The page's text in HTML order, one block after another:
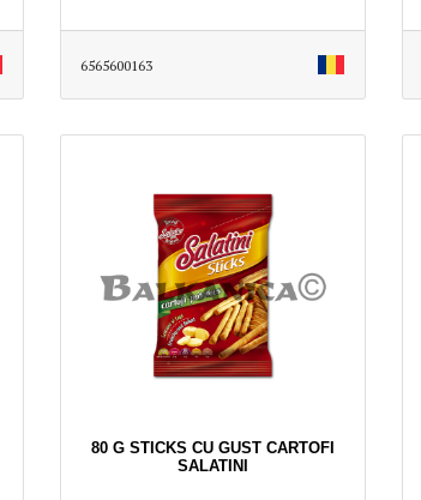
6565600163
80 G STICKS CU GUST CARTOFI
SALATINI